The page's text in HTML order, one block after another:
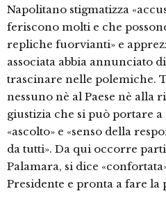
Napolitano stigmatizza
feriscono molti e che
repliche fuorvianti» e
associata abbia annunciato
trascinare nelle polemiche.
nessuno nè al Paese nè alla
giustizia che si può portare a
«ascolto» e «senso della
da tutti». Da qui occorre
Palamara, si dice
Presidente e pronta a fare la